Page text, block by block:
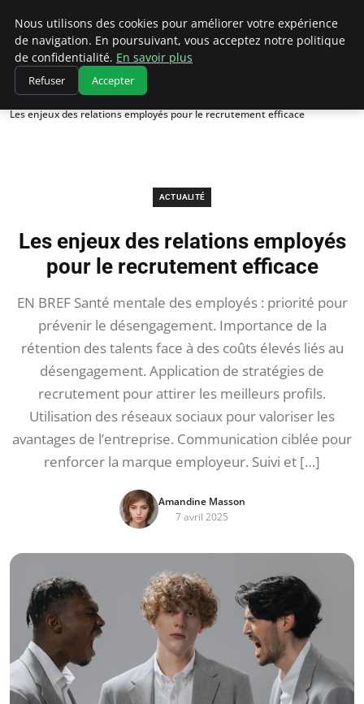
Chasseur De Tête
Accueil
Actualité
Les enjeux des relations employés pour le recrutement efficace
ACTUALITÉ
Les enjeux des relations employés
pour le recrutement efficace
EN BREF Santé mentale des employés : priorité pour
prévenir le désengagement. Importance de la
rétention des talents face à des coûts élevés liés au
désengagement. Application de stratégies de
recrutement pour attirer les meilleurs profils.
Utilisation des réseaux sociaux pour valoriser les
avantages de l’entreprise. Communication ciblée pour
renforcer la marque employeur. Suivi et […]
Amandine Masson
7 avril 2025
Nous utilisons des cookies pour améliorer votre expérience
de navigation. En poursuivant, vous acceptez notre politique
de confidentialité. En savoir plus
Refuser Accepter